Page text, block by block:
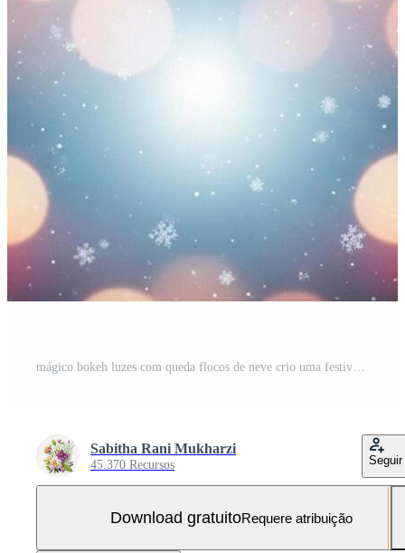
mágico bokeh luzes com queda flocos de neve crio uma festivo, sonhadores feriado atmosfera perfeito para inverno celebrações e Novo ano. Foto Grátis
Sabitha Rani Mukharzi
45.370 Recursos Seguir
Download gratuitoRequere atribuição